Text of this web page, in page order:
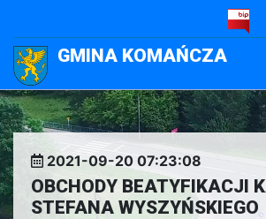
GMINA KOMAŃCZA
2021-09-20 07:23:08
OBCHODY BEATYFIKACJI
STEFANA WYSZYŃSKIEGO